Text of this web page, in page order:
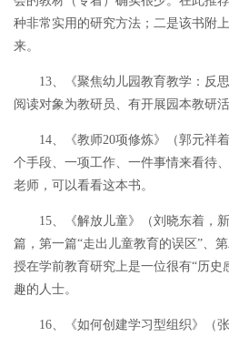
种非常实用的研究方法；二是该书附
来。
13、《聚焦幼儿园教育教学：反思
阅读对象为教研员、有开展园本教研活
14、《教师20项修炼》（郭元祥着
个手段、一项工作、一件事情来看待
老师，可以看看这本书。
15、《解放儿童》（刘晓东着，新
篇，第一篇“走出儿童教育的误区”、
授在学前教育研究上是一位很有“历
趣的人士。
16、《如何创建学习型组织》（张